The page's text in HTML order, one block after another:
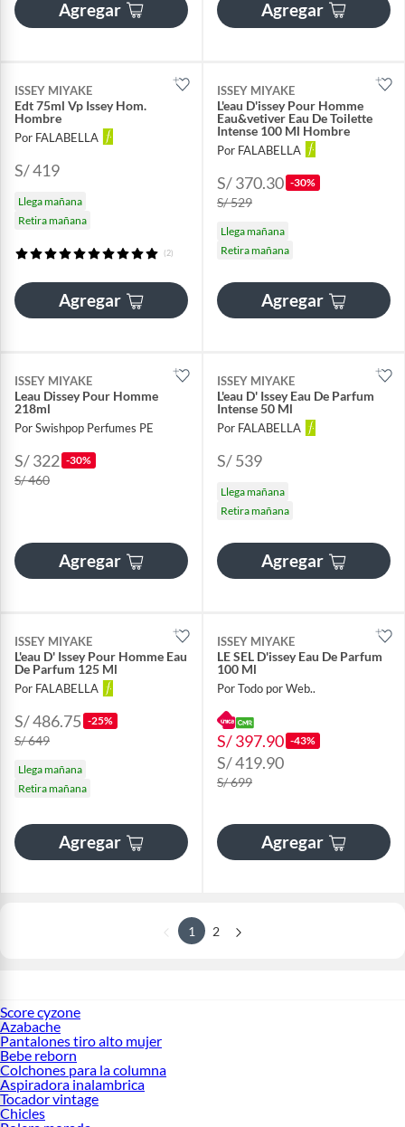
Agregar Agregar
ISSEY MIYAKE
Edt 75ml Vp Issey Hom.
Hombre
Por FALABELLA
S/ 419
Llega mañana
Retira mañana
(2)
Agregar
ISSEY MIYAKE
L'eau D'issey Pour Homme
Eau&vetiver Eau De Toilette
Intense 100 Ml Hombre
Por FALABELLA
S/ 370.30 -30%
S/ 529
Llega mañana
Retira mañana
Agregar
ISSEY MIYAKE
Leau Dissey Pour Homme
218ml
Por Swishpop Perfumes PE
S/ 322 -30%
S/ 460
Agregar
ISSEY MIYAKE
L'eau D' Issey Eau De Parfum
Intense 50 Ml
Por FALABELLA
S/ 539
Llega mañana
Retira mañana
Agregar
ISSEY MIYAKE
L'eau D' Issey Pour Homme Eau
De Parfum 125 Ml
Por FALABELLA
S/ 486.75 -25%
S/ 649
Llega mañana
Retira mañana
Agregar
ISSEY MIYAKE
LE SEL D'issey Eau De Parfum
100 Ml
Por Todo por Web..
S/ 397.90 -43%
S/ 419.90
S/ 699
Agregar
1 2
Score cyzone
Azabache
Pantalones tiro alto mujer
Bebe reborn
Colchones para la columna
Aspiradora inalambrica
Tocador vintage
Chicles